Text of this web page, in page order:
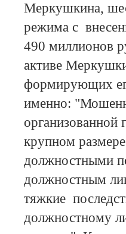
Меркушкина,
режима с
490 миллионов
активе
формирующих
именно:
организованной
крупном
должностными
должностным
тяжкие
должностному